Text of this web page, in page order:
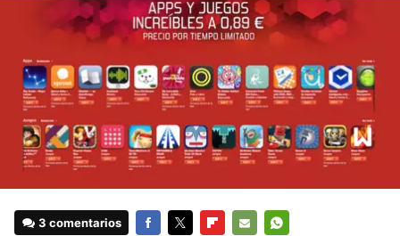
3 comentarios